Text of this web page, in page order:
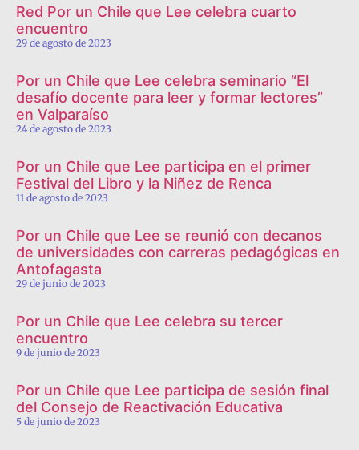
Red Por un Chile que Lee celebra cuarto
encuentro
29 de agosto de 2023
Por un Chile que Lee celebra seminario “El
desafío docente para leer y formar lectores”
en Valparaíso
24 de agosto de 2023
Por un Chile que Lee participa en el primer
Festival del Libro y la Niñez de Renca
11 de agosto de 2023
Por un Chile que Lee se reunió con decanos
de universidades con carreras pedagógicas en
Antofagasta
29 de junio de 2023
Por un Chile que Lee celebra su tercer
encuentro
9 de junio de 2023
Por un Chile que Lee participa de sesión final
del Consejo de Reactivación Educativa
5 de junio de 2023